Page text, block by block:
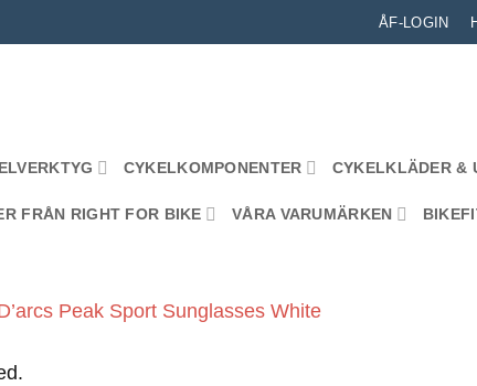
ÅF-LOGIN
CYKELKOMPONENTER CYKELKLÄDER &
FRÅN RIGHT FOR BIKE VÅRA VARUMÄRKEN
Peak Sport Sunglasses White